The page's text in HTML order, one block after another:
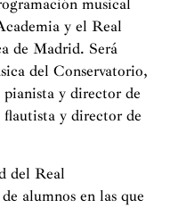
musical
y el Real
de Madrid. Será
del Conservatorio,
y director de
y director de
del Real
alumnos en las que